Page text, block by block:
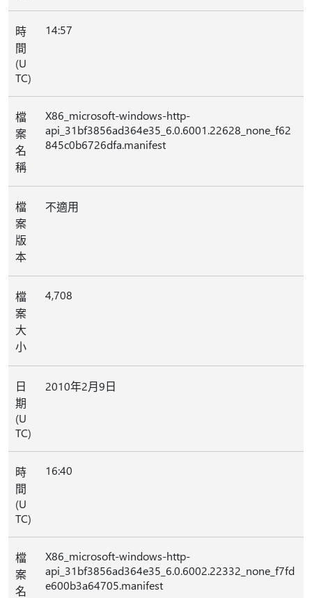
時
間
(U
TC)
14:57
檔
案
名
稱
X86_microsoft-windows-http-
api_31bf3856ad364e35_6.0.6001.22628_none_f62
845c0b6726dfa.manifest
檔
案
版
本
不適用
檔
案
大
小
4,708
日
期
(U
TC)
2010年2月9日
時
間
(U
TC)
16:40
檔
案
名
X86_microsoft-windows-http-
api_31bf3856ad364e35_6.0.6002.22332_none_f7fd
e600b3a64705.manifest